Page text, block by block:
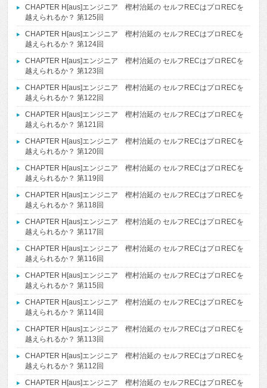
CHAPTER H[aus]エンジニア 樫村治延の セルフRECはプロRECを
越えられるか？ 第125回
CHAPTER H[aus]エンジニア 樫村治延の セルフRECはプロRECを
越えられるか？ 第124回
CHAPTER H[aus]エンジニア 樫村治延の セルフRECはプロRECを
越えられるか？ 第123回
CHAPTER H[aus]エンジニア 樫村治延の セルフRECはプロRECを
越えられるか？ 第122回
CHAPTER H[aus]エンジニア 樫村治延の セルフRECはプロRECを
越えられるか？ 第121回
CHAPTER H[aus]エンジニア 樫村治延の セルフRECはプロRECを
越えられるか？ 第120回
CHAPTER H[aus]エンジニア 樫村治延の セルフRECはプロRECを
越えられるか？ 第119回
CHAPTER H[aus]エンジニア 樫村治延の セルフRECはプロRECを
越えられるか？ 第118回
CHAPTER H[aus]エンジニア 樫村治延の セルフRECはプロRECを
越えられるか？ 第117回
CHAPTER H[aus]エンジニア 樫村治延の セルフRECはプロRECを
越えられるか？ 第116回
CHAPTER H[aus]エンジニア 樫村治延の セルフRECはプロRECを
越えられるか？ 第115回
CHAPTER H[aus]エンジニア 樫村治延の セルフRECはプロRECを
越えられるか？ 第114回
CHAPTER H[aus]エンジニア 樫村治延の セルフRECはプロRECを
越えられるか？ 第113回
CHAPTER H[aus]エンジニア 樫村治延の セルフRECはプロRECを
越えられるか？ 第112回
CHAPTER H[aus]エンジニア 樫村治延の セルフRECはプロRECを